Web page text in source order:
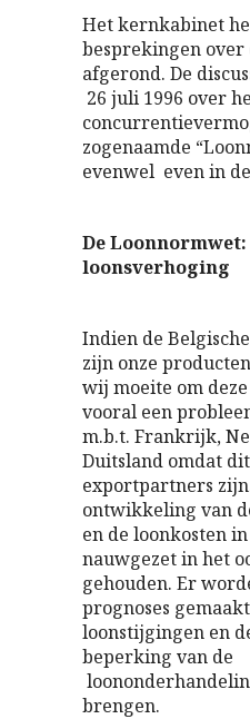
Het kernkabinet
besprekingen
afgerond. De
26 juli 1996 over
zogenaamde
evenwel even in
De Loonnormwet:
loonsverhoging
Indien de
zijn onze
wij moeite om
vooral een
m.b.t. Frankrijk,
Duitsland omdat
exportpartners
ontwikkeling van
en de loonkosten
nauwgezet in het
gehouden. Er
prognoses
loonstijgingen en
beperking van de
brengen.